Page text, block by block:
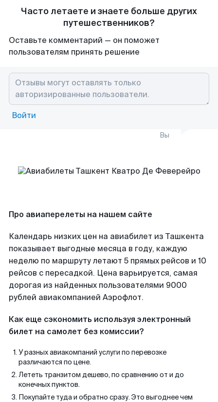
Часто летаете и знаете больше других
путешественников?
Оставьте комментарий — он поможет
пользователям принять решение
Войти
Вы
Про авиаперелеты на нашем сайте
Календарь низких цен на авиабилет из Ташкента
показывает выгодные месяца в году, каждую
неделю по маршруту летают 5 прямых рейсов и 10
рейсов с пересадкой. Цена варьируется, самая
дорогая из найденных пользователями 9000
рублей авиакомпанией Аэрофлот.
Как еще сэкономить используя электронный
билет на самолет без комиссии?
У разных авиакомпаний услуги по перевозке
различаются по цене.
Лететь транзитом дешево, по сравнению от и до
конечных пунктов.
Покупайте туда и обратно сразу. Это выгоднее чем